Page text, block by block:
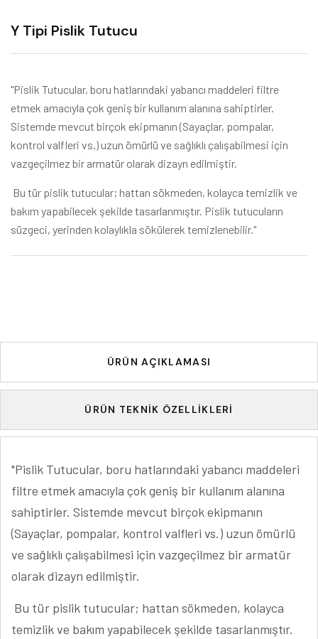
Y Tipi Pislik Tutucu
"Pislik Tutucular, boru hatlarındaki yabancı maddeleri filtre
etmek amacıyla çok geniş bir kullanım alanına sahiptirler.
Sistemde mevcut birçok ekipmanın (Sayaçlar, pompalar,
kontrol valfleri vs.) uzun ömürlü ve sağlıklı çalışabilmesi için
vazgeçilmez bir armatür olarak dizayn edilmiştir.
Bu tür pislik tutucular; hattan sökmeden, kolayca temizlik ve
bakım yapabilecek şekilde tasarlanmıştır. Pislik tutucuların
süzgeci, yerinden kolaylıkla sökülerek temizlenebilir."
ÜRÜN AÇIKLAMASI
ÜRÜN TEKNIK ÖZELLIKLERI
"Pislik Tutucular, boru hatlarındaki yabancı maddeleri
filtre etmek amacıyla çok geniş bir kullanım alanına
sahiptirler. Sistemde mevcut birçok ekipmanın
(Sayaçlar, pompalar, kontrol valfleri vs.) uzun ömürlü
ve sağlıklı çalışabilmesi için vazgeçilmez bir armatür
olarak dizayn edilmiştir.
Bu tür pislik tutucular; hattan sökmeden, kolayca
temizlik ve bakım yapabilecek şekilde tasarlanmıştır.